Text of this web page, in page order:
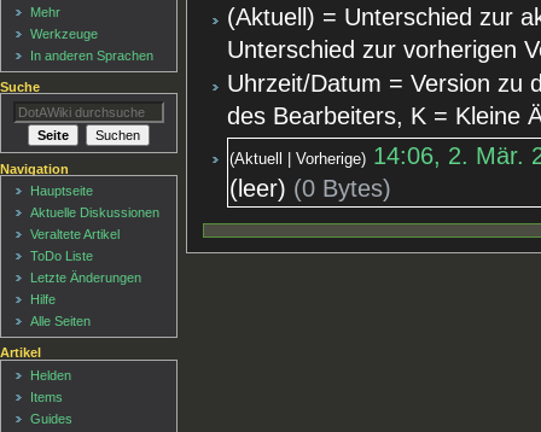
(Aktuell) = Unterschied zur
Unterschied zur vorherigen
Uhrzeit/Datum = Version zu
des Bearbeiters, K = Kleine
Aktuell Vorherige
14:06, 2. Mär.
leer
0 Bytes
Mehr
Werkzeuge
In anderen Sprachen
Suche
Navigation
Hauptseite
Aktuelle Diskussionen
Veraltete Artikel
ToDo Liste
Letzte Änderungen
Hilfe
Alle Seiten
Artikel
Helden
Items
Guides